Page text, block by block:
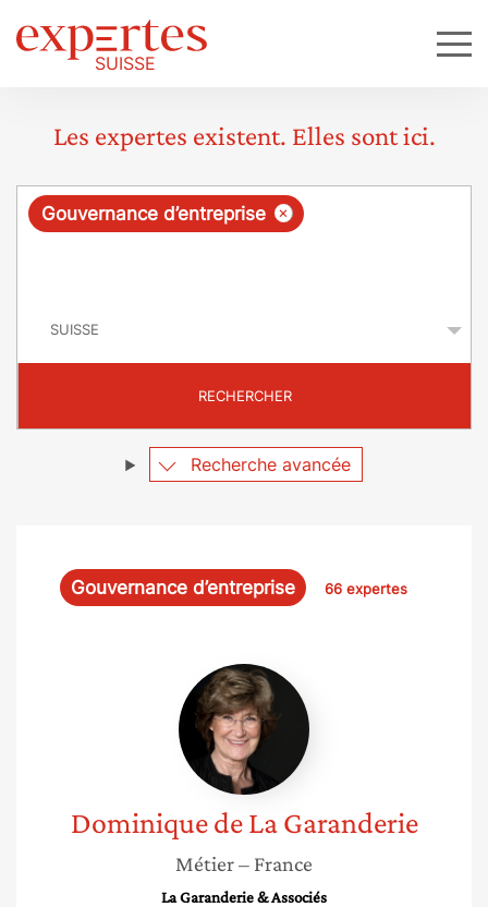
Les expertes existent. Elles sont ici.
R
ê
e
×
Gouvernance d’entreprise
RECHERCHER
Recherche avancée
Gouvernance d’entreprise 66 expertes
Dominique
de
La
Garanderie
Dominique de La Garanderie
Métier– France
La Garanderie & Associés